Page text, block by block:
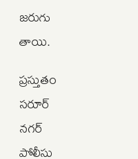
జరుగు
తాయి.
ప్రస్తుతం
సరూర్
నగర్
పోలీసు